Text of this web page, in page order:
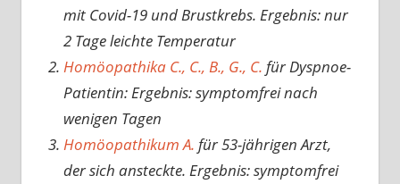
mit Covid-19 und Brustkrebs. Ergebnis: nur
2 Tage leichte Temperatur
Homöopathika C., C., B., G., C. für Dyspnoe-
Patientin: Ergebnis: symptomfrei nach
wenigen Tagen
Homöopathikum A. für 53-jährigen Arzt,
der sich ansteckte. Ergebnis: symptomfrei